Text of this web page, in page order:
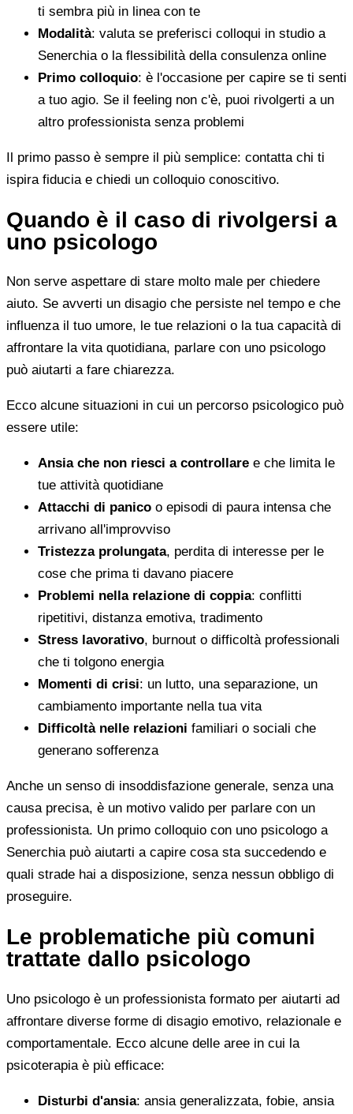
ti sembra più in linea con te
Modalità: valuta se preferisci colloqui in studio a
Senerchia o la flessibilità della consulenza online
Primo colloquio: è l'occasione per capire se ti senti
a tuo agio. Se il feeling non c'è, puoi rivolgerti a un
altro professionista senza problemi
Il primo passo è sempre il più semplice: contatta chi ti
ispira fiducia e chiedi un colloquio conoscitivo.
Quando è il caso di rivolgersi a
uno psicologo
Non serve aspettare di stare molto male per chiedere
aiuto. Se avverti un disagio che persiste nel tempo e che
influenza il tuo umore, le tue relazioni o la tua capacità di
affrontare la vita quotidiana, parlare con uno psicologo
può aiutarti a fare chiarezza.
Ecco alcune situazioni in cui un percorso psicologico può
essere utile:
Ansia che non riesci a controllare e che limita le
tue attività quotidiane
Attacchi di panico o episodi di paura intensa che
arrivano all'improvviso
Tristezza prolungata, perdita di interesse per le
cose che prima ti davano piacere
Problemi nella relazione di coppia: conflitti
ripetitivi, distanza emotiva, tradimento
Stress lavorativo, burnout o difficoltà professionali
che ti tolgono energia
Momenti di crisi: un lutto, una separazione, un
cambiamento importante nella tua vita
Difficoltà nelle relazioni familiari o sociali che
generano sofferenza
Anche un senso di insoddisfazione generale, senza una
causa precisa, è un motivo valido per parlare con un
professionista. Un primo colloquio con uno psicologo a
Senerchia può aiutarti a capire cosa sta succedendo e
quali strade hai a disposizione, senza nessun obbligo di
proseguire.
Le problematiche più comuni
trattate dallo psicologo
Uno psicologo è un professionista formato per aiutarti ad
affrontare diverse forme di disagio emotivo, relazionale e
comportamentale. Ecco alcune delle aree in cui la
psicoterapia è più efficace:
Disturbi d'ansia: ansia generalizzata, fobie, ansia